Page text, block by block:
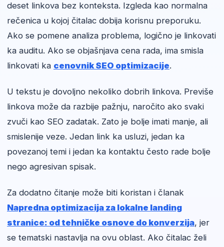
deset linkova bez konteksta. Izgleda kao normalna
rečenica u kojoj čitalac dobija korisnu preporuku.
Ako se pomene analiza problema, logično je linkovati
ka auditu. Ako se objašnjava cena rada, ima smisla
linkovati ka cenovnik SEO optimizacije.
U tekstu je dovoljno nekoliko dobrih linkova. Previše
linkova može da razbije pažnju, naročito ako svaki
zvuči kao SEO zadatak. Zato je bolje imati manje, ali
smislenije veze. Jedan link ka usluzi, jedan ka
povezanoj temi i jedan ka kontaktu često rade bolje
nego agresivan spisak.
Za dodatno čitanje može biti koristan i članak
Napredna optimizacija za lokalne landing
stranice: od tehničke osnove do konverzija, jer
se tematski nastavlja na ovu oblast. Ako čitalac želi